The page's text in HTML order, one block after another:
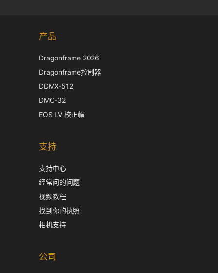
产品
Dragonframe 2026
Dragonframe控制器
DDMX-512
DMC-32
EOS LV 校正帽
支持
支持中心
经常问的问题
视频教程
找到你的执照
相机支持
公司